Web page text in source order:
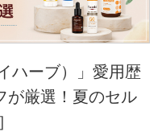
ハーブ）」愛用歴
が厳選！夏のセル